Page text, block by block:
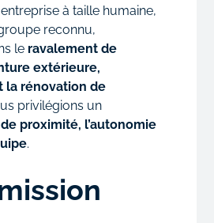
à taille humaine,
reconnu,
le ravalement de
extérieure,
la rénovation de
privilégions un
proximité, l’autonomie
.